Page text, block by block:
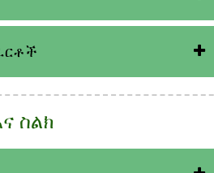
ስልክ